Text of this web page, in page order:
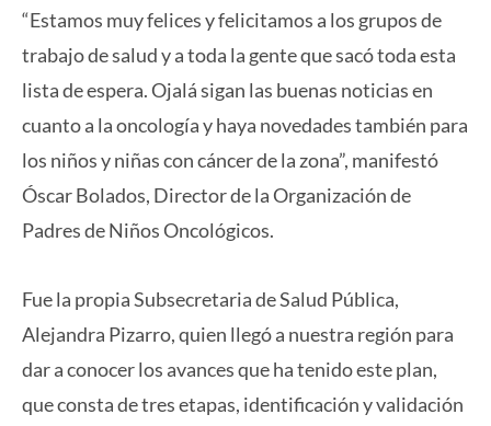
“Estamos muy felices y felicitamos a los grupos de
trabajo de salud y a toda la gente que sacó toda esta
lista de espera. Ojalá sigan las buenas noticias en
cuanto a la oncología y haya novedades también para
los niños y niñas con cáncer de la zona”, manifestó
Óscar Bolados, Director de la Organización de
Padres de Niños Oncológicos.
Fue la propia Subsecretaria de Salud Pública,
Alejandra Pizarro, quien llegó a nuestra región para
dar a conocer los avances que ha tenido este plan,
que consta de tres etapas, identificación y validación